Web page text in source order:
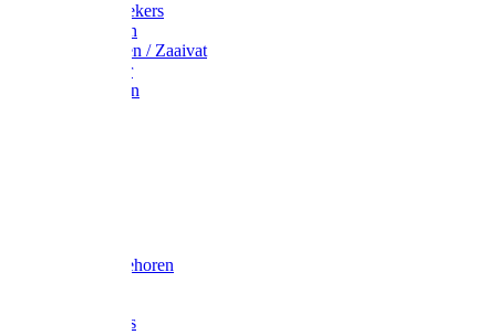
Graskantstekers
Verticuteren
Strooiwagen / Zaaivat
Grasmaaier
Grasscharen
Slede toebehoren
Composters